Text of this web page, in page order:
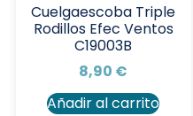
Cuelgaescoba Triple
Rodillos Efec Ventos
C19003B
8,90 €
Añadir al carrito